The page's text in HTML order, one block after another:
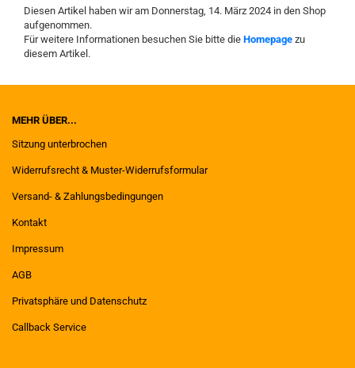
Diesen Artikel haben wir am Donnerstag, 14. März 2024 in den Shop
aufgenommen.
Für weitere Informationen besuchen Sie bitte die Homepage zu
diesem Artikel.
MEHR ÜBER...
Sitzung unterbrochen
Widerrufsrecht & Muster-Widerrufsformular
Versand- & Zahlungsbedingungen
Kontakt
Impressum
AGB
Privatsphäre und Datenschutz
Callback Service